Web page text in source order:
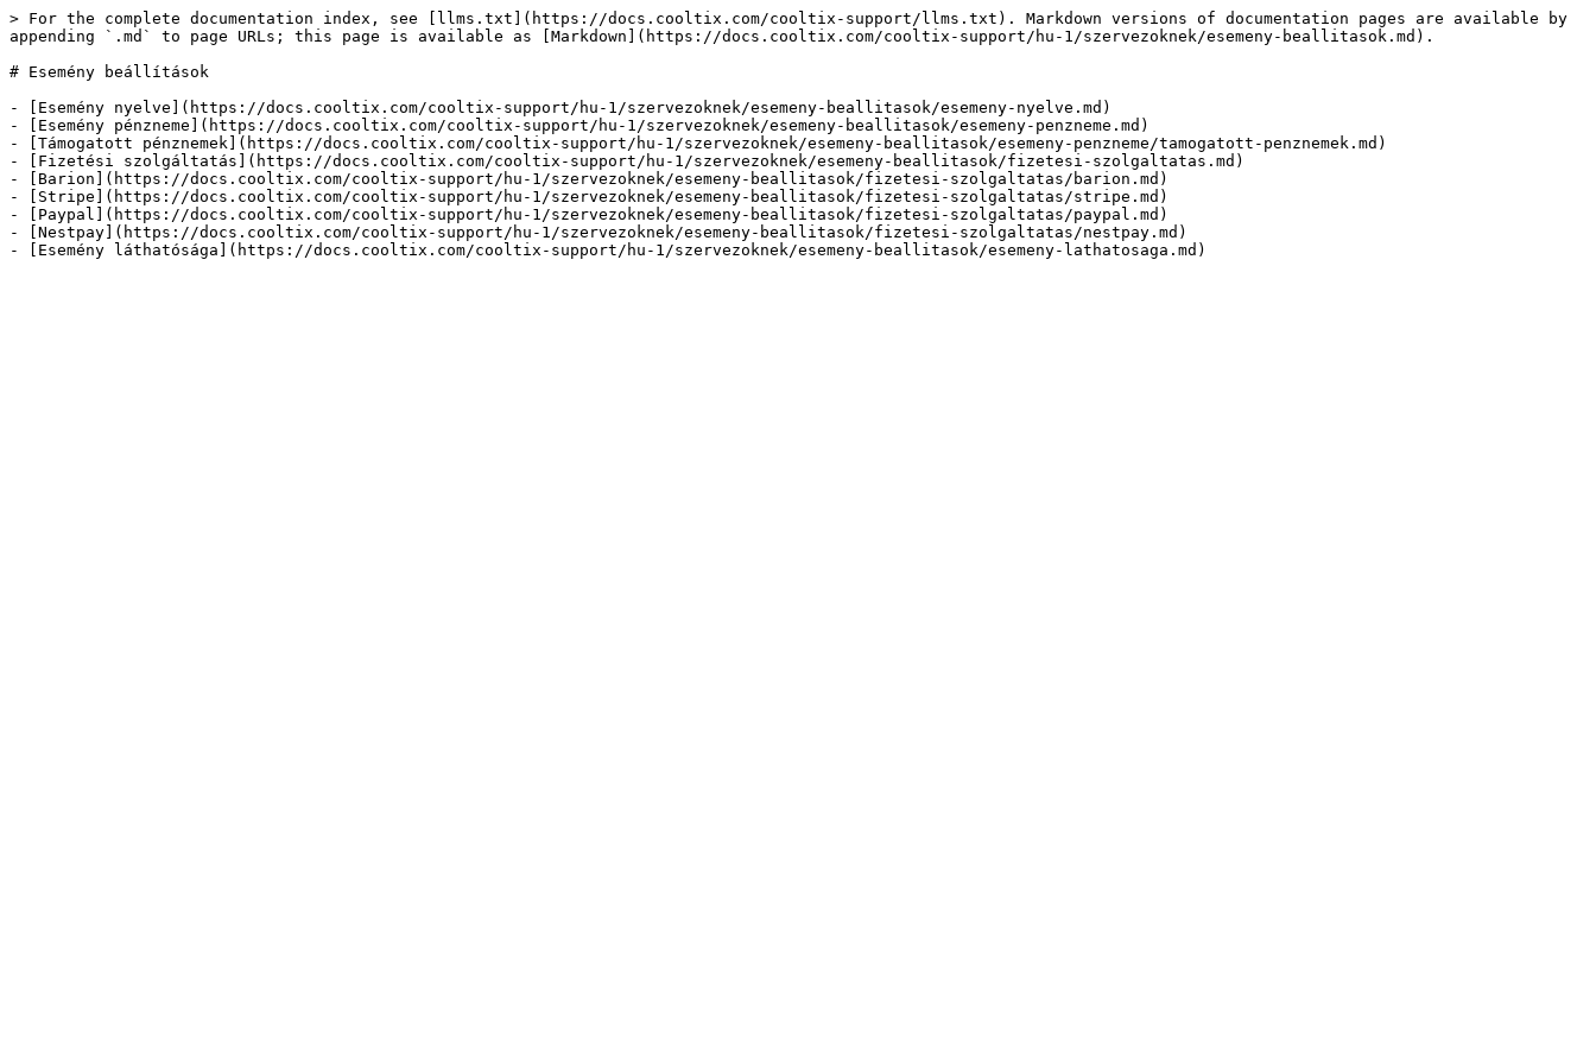
> For the complete documentation index, see [llms.txt](https://docs.cooltix.com/cooltix-support/llms.txt). Markdown versions of documentation pages are available by
appending `.md` to page URLs; this page is available as [Markdown](https://docs.cooltix.com/cooltix-support/hu-1/szervezoknek/esemeny-beallitasok.md).
# Esemény beállítások
- [Esemény nyelve](https://docs.cooltix.com/cooltix-support/hu-1/szervezoknek/esemeny-beallitasok/esemeny-nyelve.md)
- [Esemény pénzneme](https://docs.cooltix.com/cooltix-support/hu-1/szervezoknek/esemeny-beallitasok/esemeny-penzneme.md)
- [Támogatott pénznemek](https://docs.cooltix.com/cooltix-support/hu-1/szervezoknek/esemeny-beallitasok/esemeny-penzneme/tamogatott-penznemek.md)
- [Fizetési szolgáltatás](https://docs.cooltix.com/cooltix-support/hu-1/szervezoknek/esemeny-beallitasok/fizetesi-szolgaltatas.md)
- [Barion](https://docs.cooltix.com/cooltix-support/hu-1/szervezoknek/esemeny-beallitasok/fizetesi-szolgaltatas/barion.md)
- [Stripe](https://docs.cooltix.com/cooltix-support/hu-1/szervezoknek/esemeny-beallitasok/fizetesi-szolgaltatas/stripe.md)
- [Paypal](https://docs.cooltix.com/cooltix-support/hu-1/szervezoknek/esemeny-beallitasok/fizetesi-szolgaltatas/paypal.md)
- [Nestpay](https://docs.cooltix.com/cooltix-support/hu-1/szervezoknek/esemeny-beallitasok/fizetesi-szolgaltatas/nestpay.md)